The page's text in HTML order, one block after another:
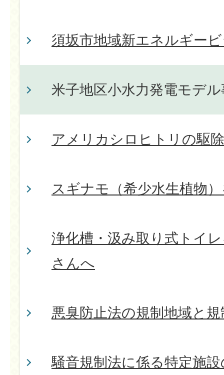
須坂市地域新エネルギー
米子地区小水力発電モデ
アメリカシロヒトリの駆
スギナモ（希少水生植物
浄化槽・汲み取り式トイ
さんへ
悪臭防止法の規制地域と
騒音規制法に係る特定施